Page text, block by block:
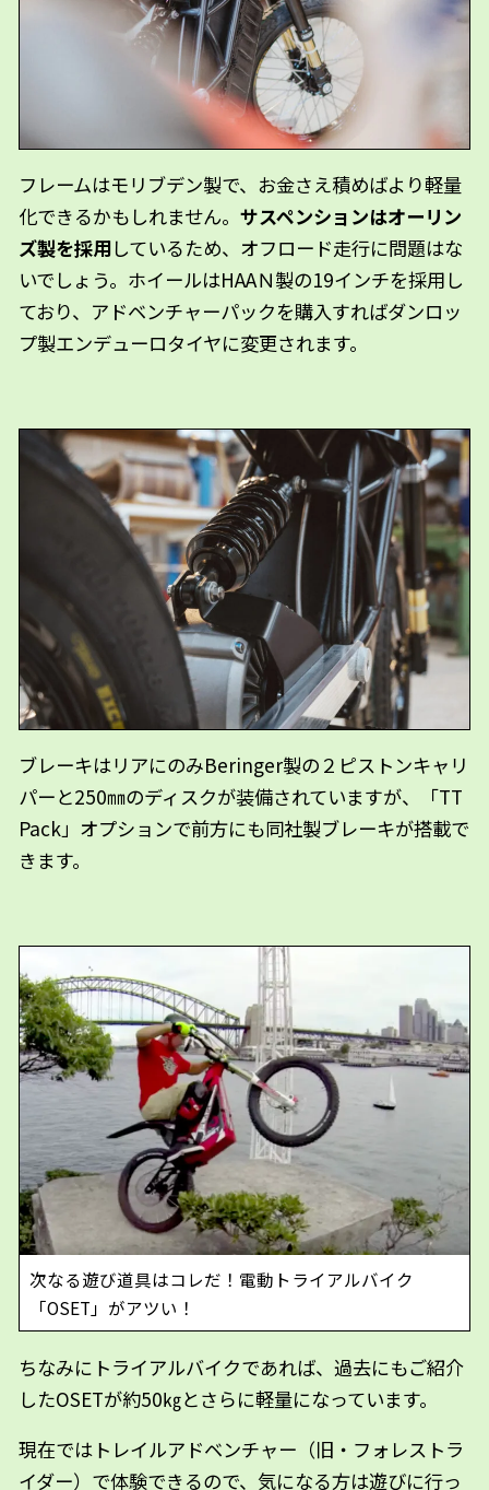
フレームはモリブデン製で、お金さえ積めばより軽量
化できるかもしれません。サスペンションはオーリン
ズ製を採用しているため、オフロード走行に問題はな
いでしょう。ホイールはHAAＮ製の19インチを採用し
ており、アドベンチャーパックを購入すればダンロッ
プ製エンデューロタイヤに変更されます。
ブレーキはリアにのみBeringer製の２ピストンキャリ
パーと250㎜のディスクが装備されていますが、「TT
Pack」オプションで前方にも同社製ブレーキが搭載で
きます。
次なる遊び道具はコレだ！電動トライアルバイク
「OSET」がアツい！
ちなみにトライアルバイクであれば、過去にもご紹介
したOSETが約50㎏とさらに軽量になっています。
現在ではトレイルアドベンチャー（旧・フォレストラ
イダー）で体験できるので、気になる方は遊びに行っ